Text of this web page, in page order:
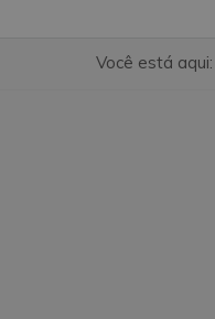
Você está aqui: